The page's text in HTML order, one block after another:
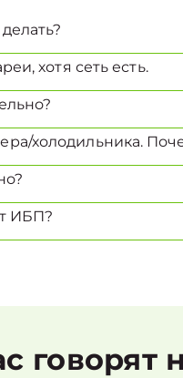
хотя сеть есть.
холодильника.
ИБП?